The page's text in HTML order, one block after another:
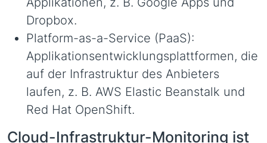
Dropbox.
Platform-as-a-Service (PaaS):
Applikationsentwicklungsplattformen, die
auf der Infrastruktur des Anbieters
laufen, z. B. AWS Elastic Beanstalk und
Red Hat OpenShift.
Cloud-Infrastruktur-Monitoring ist